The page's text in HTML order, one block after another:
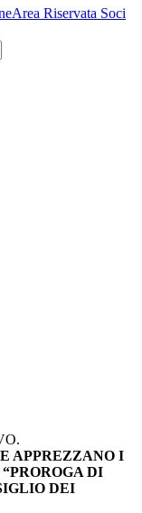
Area Riservata Soci
APPREZZANO I
DI
DEI